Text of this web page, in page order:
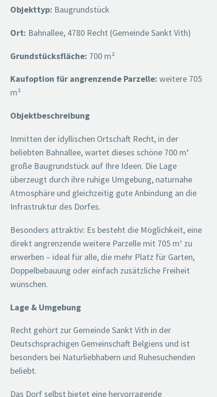
Objekttyp: Baugrundstück
Ort: Bahnallee, 4780 Recht (Gemeinde Sankt Vith)
Grundstücksfläche: 700 m²
Kaufoption für angrenzende Parzelle: weitere 705
m²
Objektbeschreibung
Inmitten der idyllischen Ortschaft Recht, in der
beliebten Bahnallee, wartet dieses schöne 700 m‘
große Baugrundstück auf Ihre Ideen. Die Lage
überzeugt durch ihre ruhige Umgebung, naturnahe
Atmosphäre und gleichzeitig gute Anbindung an die
Infrastruktur des Dorfes.
Besonders attraktiv: Es besteht die Möglichkeit, eine
direkt angrenzende weitere Parzelle mit 705 m‘ zu
erwerben – ideal für alle, die mehr Platz für Garten,
Doppelbebauung oder einfach zusätzliche Freiheit
wünschen.
Lage & Umgebung
Recht gehört zur Gemeinde Sankt Vith in der
Deutschsprachigen Gemeinschaft Belgiens und ist
besonders bei Naturliebhabern und Ruhesuchenden
beliebt.
Das Dorf selbst bietet eine hervorragende